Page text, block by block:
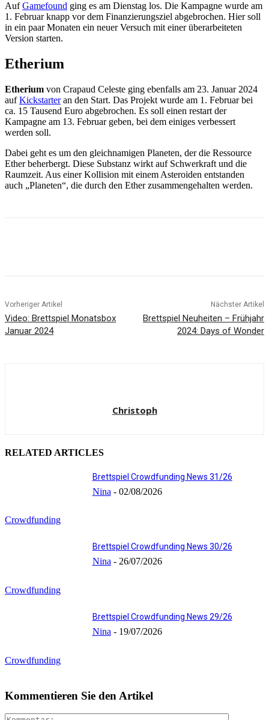
AufGamefound ging es am Dienstag los. Die Kampagne wurde am
1. Februar knapp vor dem Finanzierungsziel abgebrochen. Hier soll
in ein paar Monaten ein neuer Versuch mit einer überarbeiteten
Version starten.
Etherium
Etherium von Crapaud Celeste ging ebenfalls am 23. Januar 2024
aufKickstarteran den Start. Das Projekt wurde am 1. Februar bei
ca. 15 Tausend Euro abgebrochen. Es soll einen restart der
Kampagne am 13. Februar geben, bei dem einiges verbessert
werden soll.
Dabei geht es um den gleichnamigen Planeten, der die Ressource
Ether beherbergt. Diese Substanz wirkt auf Schwerkraft und die
Raumzeit. Aus einer Kollision mit einem Asteroiden entstanden
auch „Planeten“, die durch den Ether zusammengehalten werden.
Vorheriger Artikel
Video: Brettspiel Monatsbox
Januar 2024
Nächster Artikel
Brettspiel Neuheiten – Frühjahr
2024: Days of Wonder
Christoph
RELATED ARTICLES
Crowdfunding
Brettspiel Crowdfunding News 31/26
Nina - 02/08/2026
Crowdfunding
Brettspiel Crowdfunding News 30/26
Nina - 26/07/2026
Crowdfunding
Brettspiel Crowdfunding News 29/26
Nina - 19/07/2026
Kommentieren Sie den Artikel